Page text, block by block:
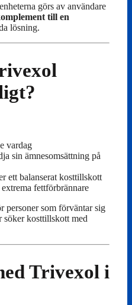
görs av användare
till en
lösning.
vardag
sin ämnesomsättning på
ett balanserat kosttillskott
fettförbrännare
personer som förväntar sig
söker kosttillskott med
Trivexol i